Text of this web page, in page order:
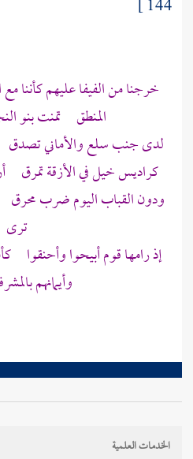
144 ]
خرجنا من الفيفا عليهم
المنطق تمنتبنو
لدى جنب سلع والأماني تصدق
كراديس خيل في الأزقة تمرق
ودون القباب اليوم ضرب محرق
ترى
إذ رامها قوم أبيحوا
وأيمانهم
الخدمات العلمية